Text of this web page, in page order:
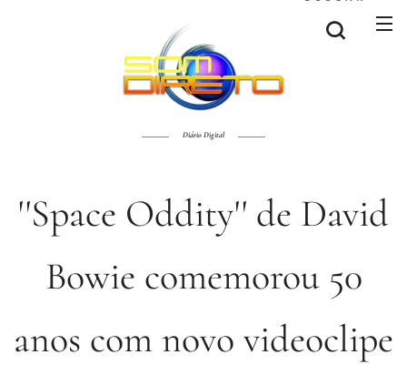
Diário Digital
''Space Oddity'' de David
Bowie comemorou 50
anos com novo videoclipe